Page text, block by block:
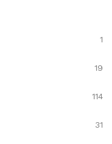
1
19
114
31